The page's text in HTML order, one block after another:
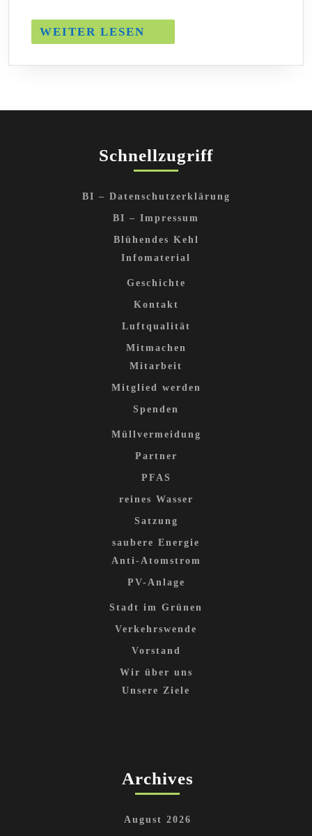
WEITER LESEN
Schnellzugriff
BI – Datenschutzerklärung
BI – Impressum
Blühendes Kehl
Infomaterial
Geschichte
Kontakt
Luftqualität
Mitmachen
Mitarbeit
Mitglied werden
Spenden
Müllvermeidung
Partner
PFAS
reines Wasser
Satzung
saubere Energie
Anti-Atomstrom
PV-Anlage
Stadt im Grünen
Verkehrswende
Vorstand
Wir über uns
Unsere Ziele
Archives
August 2026